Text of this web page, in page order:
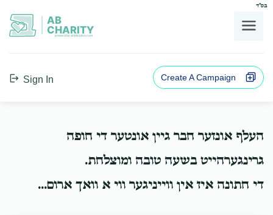
בס"ד
AB
CHARITY
powerd by ahblicklive.com
Sign In Create A Campaign
העלף אונזער חבר גיין אונטער די חופה
גרינגערהייט בשעה טובה ומוצלחת.
די חתונה איז אין ווייניגער ווי א וואך ארום...